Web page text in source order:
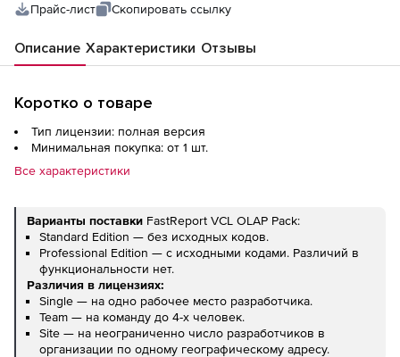
Прайс-лист
Скопировать ссылку
Описание Характеристики Отзывы
Коротко о товаре
Тип лицензии: полная версия
Минимальная покупка: от 1 шт.
Все характеристики
Варианты поставки FastReport VCL OLAP Pack:
Standard Edition — без исходных кодов.
Professional Edition — с исходными кодами. Различий в
функциональности нет.
Различия в лицензиях:
Single — на одно рабочее место разработчика.
Team — на команду до 4-х человек.
Site — на неограниченно число разработчиков в
организации по одному географическому адресу.